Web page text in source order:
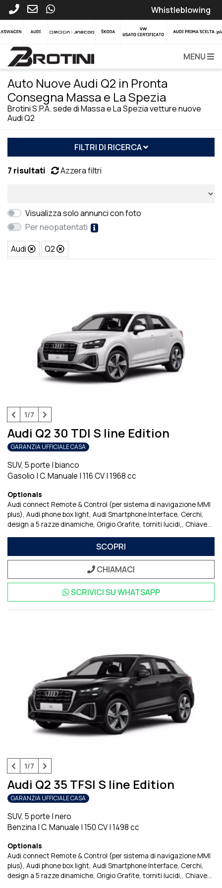
Whistleblowing
MENU
Auto Nuove Audi Q2 in Pronta
Consegna Massa e La Spezia
Brotini S.P.A. sede di Massa e La Spezia vetture nuove
Audi Q2
FILTRI DI RICERCA
7 risultati Azzera filtri
Visualizza solo annunci con foto
Per neopatentati
Audi Q2
1/7
Audi Q2 30 TDI S line Edition
GARANZIA UFFICIALE CASA
SUV, 5 porte |bianco
Gasolio |C. Manuale |116 CV|1968 cc
Optionals
Audi connect Remote & Control (per sistema di navigazione MMI
plus) Audi phone box light Audi Smartphone Interface Cerchi,
design a 5 razze dinamiche, Grigio Grafite, torniti lucidi, Chiave
Fari Matrix LED e fanali di coda a LED
Impianto di regolazione della velocitU Interni con sedili sportivi in
Pacchetto Assistenza parcheggio
Pacchetto Equipaggiamenti Italia
per sistema di navigazione Sideblade in Grigio Manhattan
Sistema di Navigazione e Infotainment Audi
Connect Volante in pelle con profilo sportivo, 3 razze, appiattito
SCOPRI
CHIAMACI
SCRIVICI SUWHATSAPP
1/7
Audi Q2 35 TFSI S line Edition
GARANZIA UFFICIALE CASA
SUV, 5 porte |nero
Benzina |C. Manuale |150 CV|1498 cc
Optionals
Audi connect Remote & Control (per sistema di navigazione MMI
plus) Audi phone box light Audi Smartphone Interface Cerchi,
design a 5 razze dinamiche, Grigio Grafite, torniti lucidi, Chiave